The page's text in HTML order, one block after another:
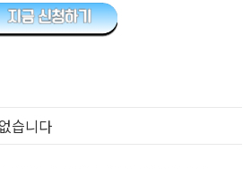
습니다